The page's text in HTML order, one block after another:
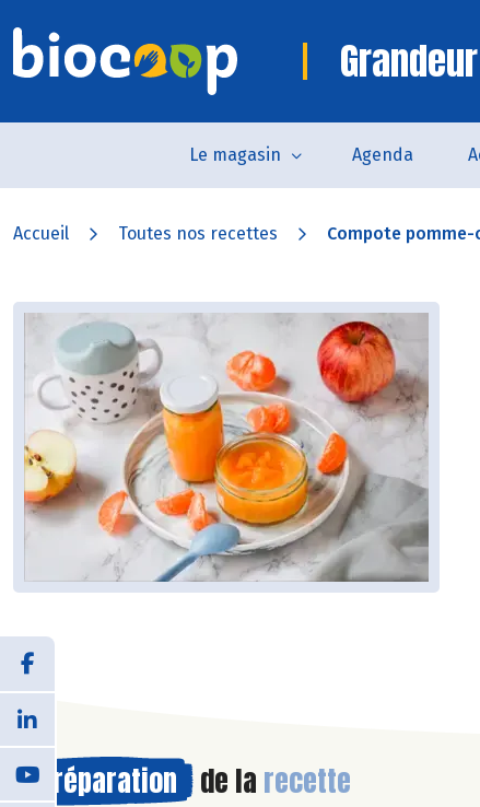
Le magasin Agenda
Accueil Toutes nos recettes Compote
Préparation de la recette